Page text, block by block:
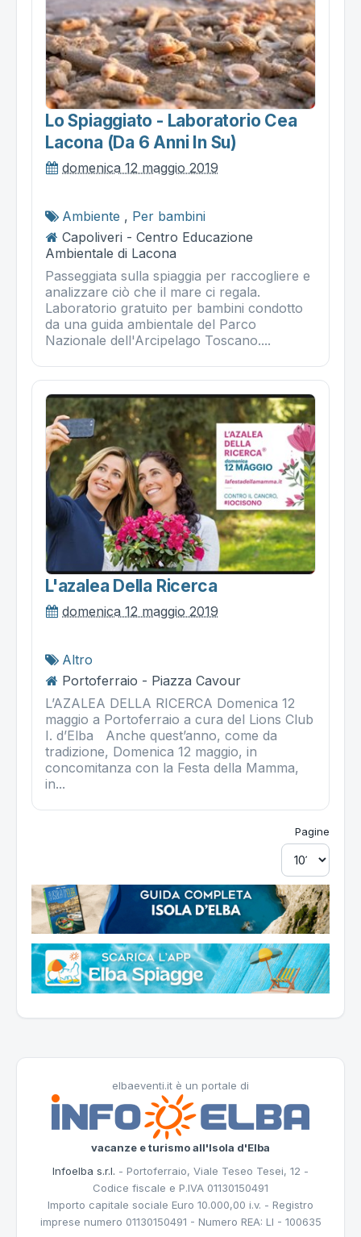
Lo Spiaggiato - Laboratorio Cea
Lacona (da 6 Anni In Su)
domenica 12 maggio 2019
Ambiente , Per bambini
Capoliveri - Centro Educazione
Ambientale di Lacona
Passeggiata sulla spiaggia per raccogliere e
analizzare ciò che il mare ci regala.
Laboratorio gratuito per bambini condotto
da una guida ambientale del Parco
Nazionale dell'Arcipelago Toscano....
L'azalea Della Ricerca
domenica 12 maggio 2019
Altro
Portoferraio - Piazza Cavour
L’AZALEA DELLA RICERCA Domenica 12
maggio a Portoferraio a cura del Lions Club
I. d’Elba Anche quest’anno, come da
tradizione, Domenica 12 maggio, in
concomitanza con la Festa della Mamma,
in...
Pagine
elbaeventi.it è un portale di
vacanze e turismo all'Isola d'Elba
Infoelba s.r.l. - Portoferraio, Viale Teseo Tesei, 12 -
Codice fiscale e P.IVA 01130150491
Importo capitale sociale Euro 10.000,00 i.v. - Registro
imprese numero 01130150491 - Numero REA: LI - 100635